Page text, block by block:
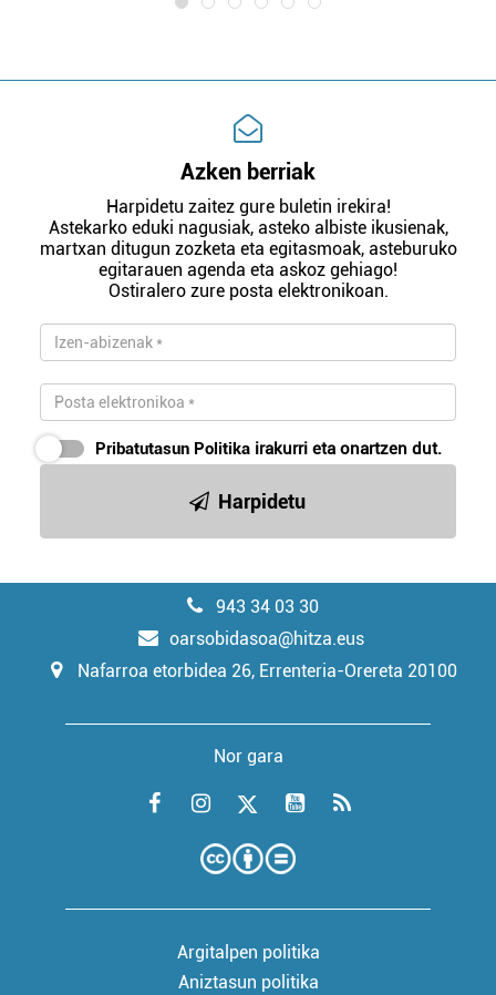
Azken berriak
Harpidetu zaitez gure buletin irekira!
Astekarko eduki nagusiak, asteko albiste ikusienak,
martxan ditugun zozketa eta egitasmoak, asteburuko
egitarauen agenda eta askoz gehiago!
Ostiralero zure posta elektronikoan.
Pribatutasun Politika irakurri eta onartzen dut.
Harpidetu
943 34 03 30
oarsobidasoa@hitza.eus
Nafarroa etorbidea 26, Errenteria-Orereta 20100
Nor gara
Argitalpen politika
Aniztasun politika